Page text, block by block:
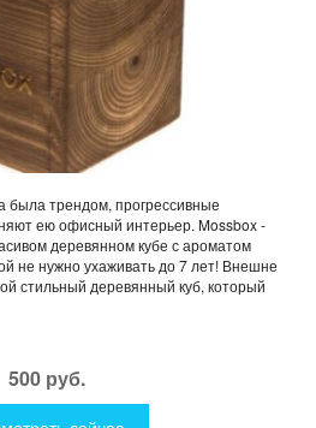
была трендом, прогрессивные
ею офисный интерьер. Mossbox -
деревянном кубе с ароматом
не нужно ухаживать до 7 лет! Внешне
стильный деревянный куб, который
500 руб.